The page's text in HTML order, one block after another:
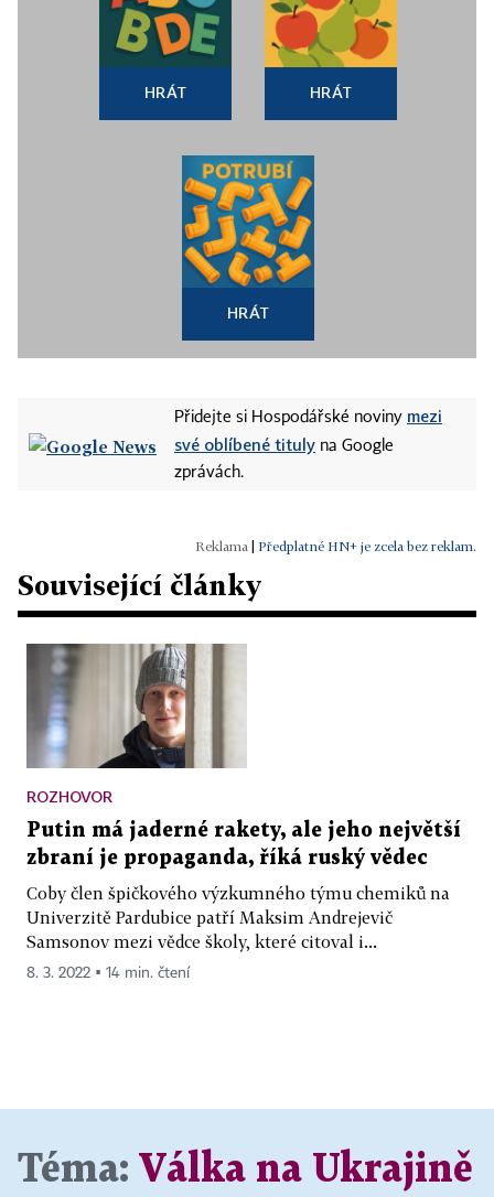
HRÁT HRÁT
HRÁT
Přidejte si Hospodářské noviny mezi
své oblíbené tituly na Google
zprávách.
Předplatné HN+ je zcela bez reklam.
Související články
ROZHOVOR
Putin má jaderné rakety, ale jeho největší
zbraní je propaganda, říká ruský vědec
Coby člen špičkového výzkumného týmu chemiků na
Univerzitě Pardubice patří Maksim Andrejevič
Samsonov mezi vědce školy, které citoval i...
8. 3. 2022 ▪ 14 min. čtení
Téma: Válka na Ukrajině